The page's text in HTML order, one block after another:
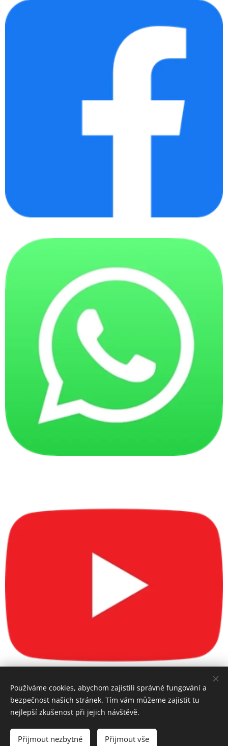
vyhrazena
Používáme cookies, abychom zajistili správné fungování a
bezpečnost našich stránek. Tím vám můžeme zajistit tu
nejlepší zkušenost při jejich návštěvě.
Přijmout nezbytné Přijmout vše